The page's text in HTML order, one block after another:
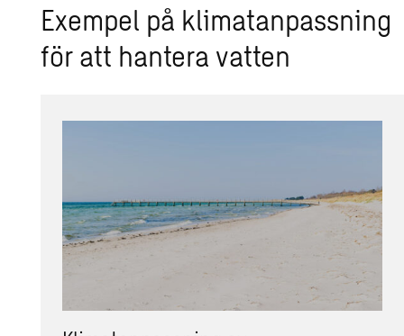
Exempel på klimatanpassning
för att hantera vatten